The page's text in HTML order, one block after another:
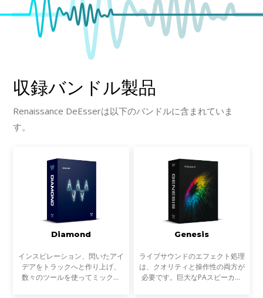
収録バンドル製品
Renaissance DeEsserは以下のバンドルに含まれていま
す。
Diamond
インスピレーション、閃いたアイ
デアをトラックへと作り上げ、
数々のツールを使ってミックス
Genesis
ライブサウンドのエフェクト処理
は、クオリティと操作性の両方が
必要です。巨大なPAスピーカー